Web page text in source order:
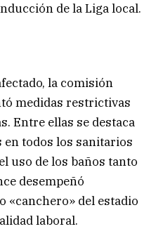
de la Liga local.
la comisión
medidas restrictivas
Entre ellas se destaca
en todos los sanitarios
uso de los baños tanto
desempeñó
«canchero» del estadio
laboral.